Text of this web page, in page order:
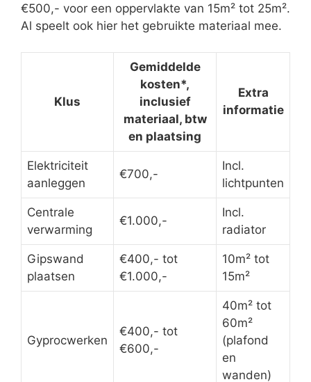
€500,- voor een oppervlakte van 15m² tot 25m².
Al speelt ook hier het gebruikte materiaal mee.
Klus
Gemiddelde
kosten*,
inclusief
materiaal, btw
en plaatsing
Extra
informatie
Elektriciteit
aanleggen
€700,-
Incl.
lichtpunten
Centrale
verwarming
€1.000,-
Incl.
radiator
Gipswand
plaatsen
€400,- tot
€1.000,-
10m² tot
15m²
Gyprocwerken
€400,- tot
€600,-
40m² tot
60m²
(plafond
en
wanden)